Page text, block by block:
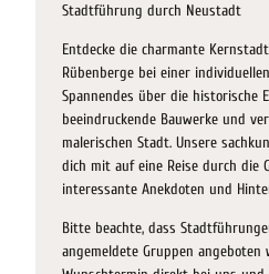
Stadtführung durch Neustadt
Entdecke die charmante
Rübenberge bei einer
Spannendes über die historische
beeindruckende Bauwerke und
malerischen Stadt. Unsere
dich mit auf eine Reise durch die
interessante Anekdoten und
Bitte beachte, dass
angemeldete Gruppen angeboten